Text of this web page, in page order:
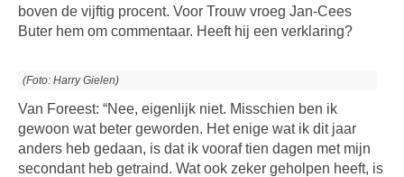
boven de vijftig procent. Voor Trouw vroeg Jan-Cees
Buter hem om commentaar. Heeft hij een verklaring?
(Foto: Harry Gielen)
Van Foreest: “Nee, eigenlijk niet. Misschien ben ik
gewoon wat beter geworden. Het enige wat ik dit jaar
anders heb gedaan, is dat ik vooraf tien dagen met mijn
secondant heb getraind. Wat ook zeker geholpen heeft, is